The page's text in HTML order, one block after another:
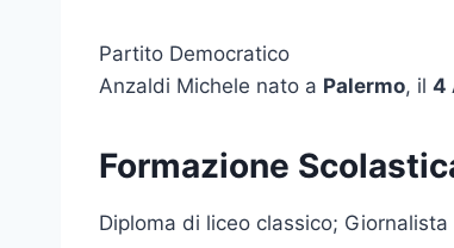
Partito Democratico
Anzaldi Michele nato a Palermo, il 4
Formazione
Diploma di liceo classico;